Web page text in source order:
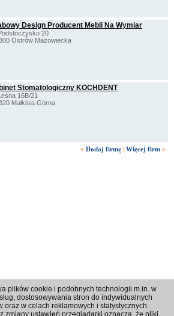
Design Producent Mebli Na Wymiar
20
Ostrów Mazowiecka
Stomatologiczny KOCHDENT
16B/21
Małkinia Górna
+ Dodaj firmę | Więcej firm »
plików cookie i podobnych technologii m.in. w
dostosowywania stron do indywidualnych
oraz w celach reklamowych i statystycznych.
zmiany ustawień przeglądarki oznacza, że pliki